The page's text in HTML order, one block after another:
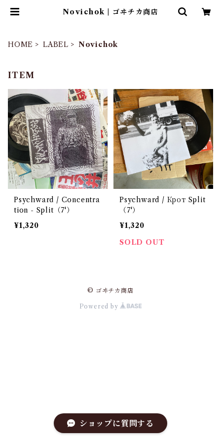
Novichok | ゴヰチカ商店
HOME LABEL Novichok
ITEM
Psychward / Concentra
tion - Split（7'）
¥1,320
Psychward / Крот Split
（7'）
¥1,320
SOLD OUT
© ゴヰチカ商店
Powered by
ショップに質問する